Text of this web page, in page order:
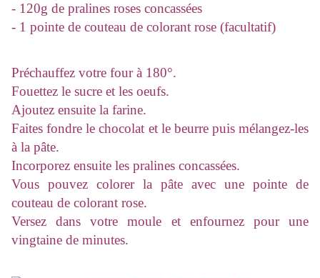
- 120g de pralines roses concassées
- 1 pointe de couteau de colorant rose (facultatif)
Préchauffez votre four à 180°.
Fouettez le sucre et les oeufs.
Ajoutez ensuite la farine.
Faites fondre le chocolat et le beurre puis mélangez-les
à la pâte.
Incorporez ensuite les pralines concassées.
Vous pouvez colorer la pâte avec une pointe de
couteau de colorant rose.
Versez dans votre moule et enfournez pour une
vingtaine de minutes.